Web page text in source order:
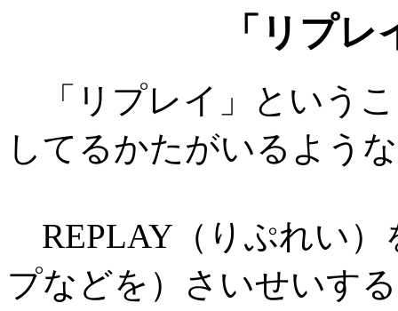
「リプ
「リプレイ」という
してるかたがいるよう
REPLAY（りぷれい）
プなどを）さいせいす